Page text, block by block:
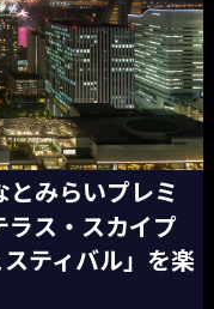
とみらいプレミ
ス・スカイプ
ティバル」を楽